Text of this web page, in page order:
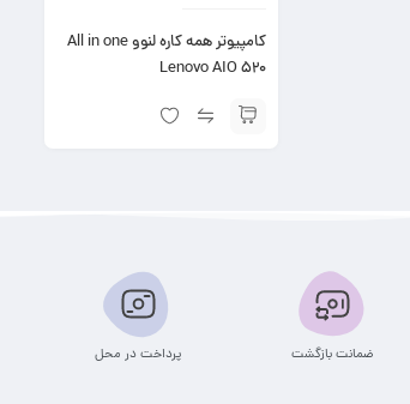
کامپیوتر همه کاره لنوو All in one
Lenovo AIO 520
ضمانت بازگشت پرداخت در محل